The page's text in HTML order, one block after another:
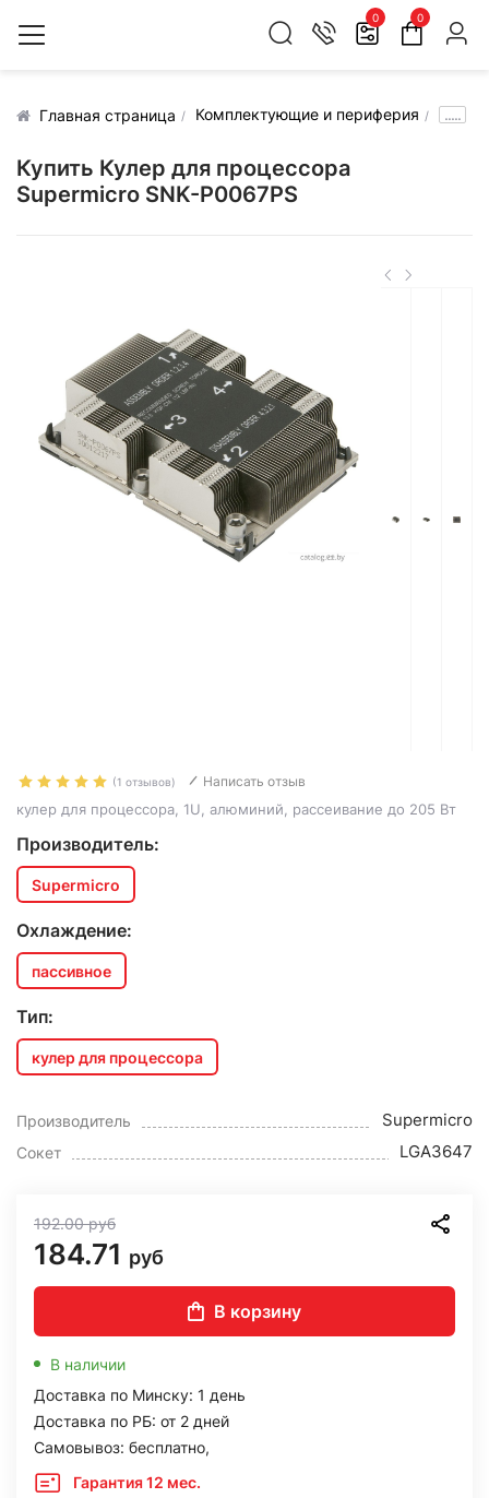
0 0
Главная страница Комплектующие и периферия .....
Купить Кулер для процессора
Supermicro SNK-P0067PS
(1 отзывов) Написать отзыв
кулер для процессора, 1U, алюминий, рассеивание до 205 Вт
Производитель:
Supermicro
Охлаждение:
пассивное
Тип:
кулер для процессора
Производитель Supermicro
Сокет LGA3647
192.00руб
184.71 руб
В корзину
В наличии
Доставка по Минску: 1 день
Доставка по РБ: от 2 дней
Самовывоз: бесплатно,
Гарантия 12 мес.